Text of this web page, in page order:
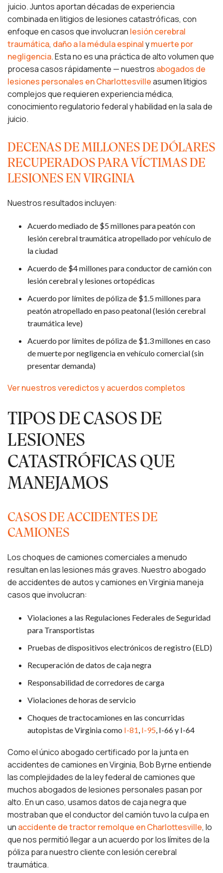
juicio. Juntos aportan décadas de experiencia
combinada en litigios de lesiones catastróficas, con
enfoque en casos que involucran lesión cerebral
traumática, daño a la médula espinalymuerte por
negligencia. Esta no es una práctica de alto volumen que
procesa casos rápidamente — nuestros abogados de
lesiones personales en Charlottesvilleasumen litigios
complejos que requieren experiencia médica,
conocimiento regulatorio federal y habilidad en la sala de
juicio.
DECENAS DE MILLONES DE DÓLARES
RECUPERADOS PARA VÍCTIMAS DE
LESIONES EN VIRGINIA
Nuestros resultados incluyen:
Acuerdo mediado de $5 millones para peatón con
lesión cerebral traumática atropellado por vehículo de
la ciudad
Acuerdo de $4 millones para conductor de camión con
lesión cerebral y lesiones ortopédicas
Acuerdo por límites de póliza de $1.5 millones para
peatón atropellado en paso peatonal (lesión cerebral
traumática leve)
Acuerdo por límites de póliza de $1.3 millones en caso
de muerte por negligencia en vehículo comercial (sin
presentar demanda)
Ver nuestros veredictos y acuerdos completos
TIPOS DE CASOS DE
LESIONES
CATASTRÓFICAS QUE
MANEJAMOS
CASOS DE ACCIDENTES DE
CAMIONES
Los choques de camiones comerciales a menudo
resultan en las lesiones más graves. Nuestro abogado
de accidentes de autos y camiones en Virginia maneja
casos que involucran:
Violaciones a las Regulaciones Federales de Seguridad
para Transportistas
Pruebas de dispositivos electrónicos de registro (ELD)
Recuperación de datos de caja negra
Responsabilidad de corredores de carga
Violaciones de horas de servicio
Choques de tractocamiones en las concurridas
autopistas de Virginia como I-81, I-95, I-66 y I-64
Como el único abogado certificado por la junta en
accidentes de camiones en Virginia, Bob Byrne entiende
las complejidades de la ley federal de camiones que
muchos abogados de lesiones personales pasan por
alto. En un caso, usamos datos de caja negra que
mostraban que el conductor del camión tuvo la culpa en
un accidente de tractor remolque en Charlottesville, lo
que nos permitió llegar a un acuerdo por los límites de la
póliza para nuestro cliente con lesión cerebral
traumática.